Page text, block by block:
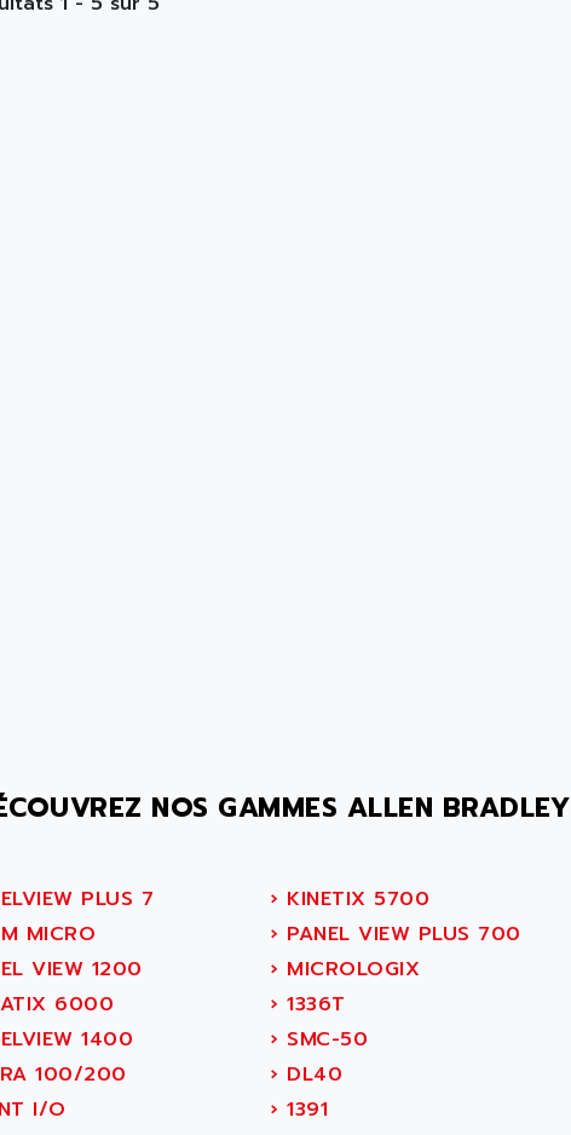
NOS GAMMES ALLEN BRADLEY
PLUS 7 › KINETIX 5700
MICRO › PANEL VIEW PLUS 700
VIEW 1200 › MICROLOGIX
6000 › 1336T
1400 › SMC-50
100/200 › DL40
I/O › 1391